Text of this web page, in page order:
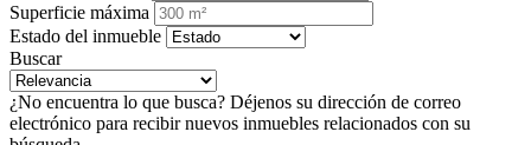
Superficie máxima
Estado del inmueble
Buscar
¿No encuentra lo que busca? Déjenos su dirección de correo
electrónico para recibir nuevos inmuebles relacionados con su